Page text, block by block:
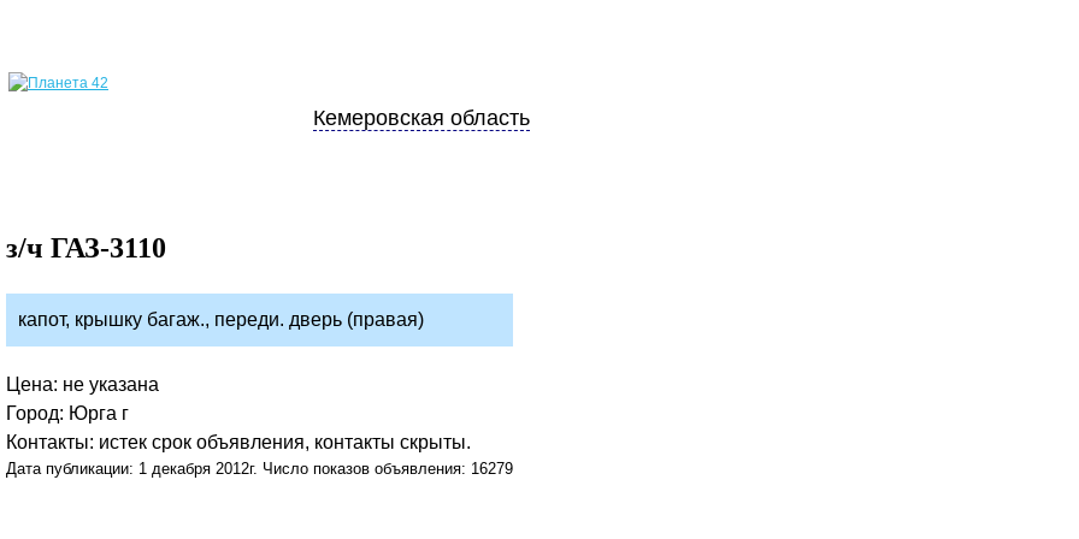
Кемеровская область
з/ч ГАЗ-3110
капот, крышку багаж., переди. дверь (правая)
Цена: не указана
Город: Юрга г
Контакты: истек срок объявления, контакты скрыты.
Дата публикации: 1 декабря 2012г. Число показов объявления: 16279